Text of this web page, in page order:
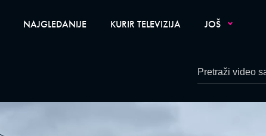
NAJGLEDANIJE KURIR TELEVIZIJA JOŠ